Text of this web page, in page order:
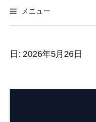
プ
メニュー
日: 2026年5月26日